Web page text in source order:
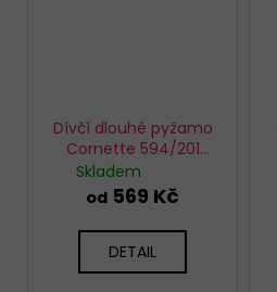
Dívčí dlouhé pyžamo
Cornette 594/201
Sleeping
Skladem
od 569 Kč
DETAIL